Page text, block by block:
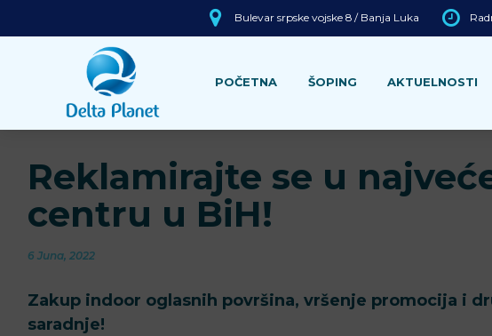
Bulevar srpske vojske 8 / Banja Luka
POČETNA ŠOPING AKTUELNOSTI
Reklamirajte se u
centru u BiH!
6 Juna, 2022
Zakup indoor oglasnih površina, vršenje promocija i
saradnje!